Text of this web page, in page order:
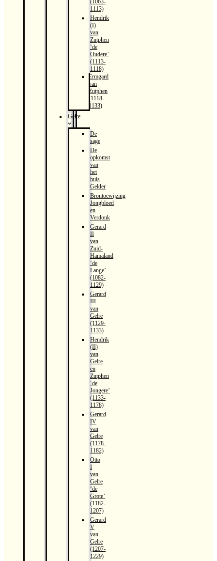
(1063-
1113)
Hendrik
(I)
van
Zutphen
‘de
Oudere’
(1113-
1118)
Ermgard
van
Zutphen
(1118-
1133)
Gelre
De
sage
De
opkomst
van
het
huis
Gelder
Brontoewijzing
Jongbloed
en
Verdonk
Gerard
II
van
Zuid-
Hamaland
‘de
Lange’
(1082-
1129)
Gerard
III
van
Gelre
(1129-
1133)
Hendrik
(II)
van
Gelre
en
Zutphen
‘de
Jongere’
(1133-
1178)
Gerard
IV
van
Gelre
(1178-
1182)
Otto
I
van
Gelre
‘de
Grote’
(1182-
1207)
Gerard
V
van
Gelre
(1207-
1229)